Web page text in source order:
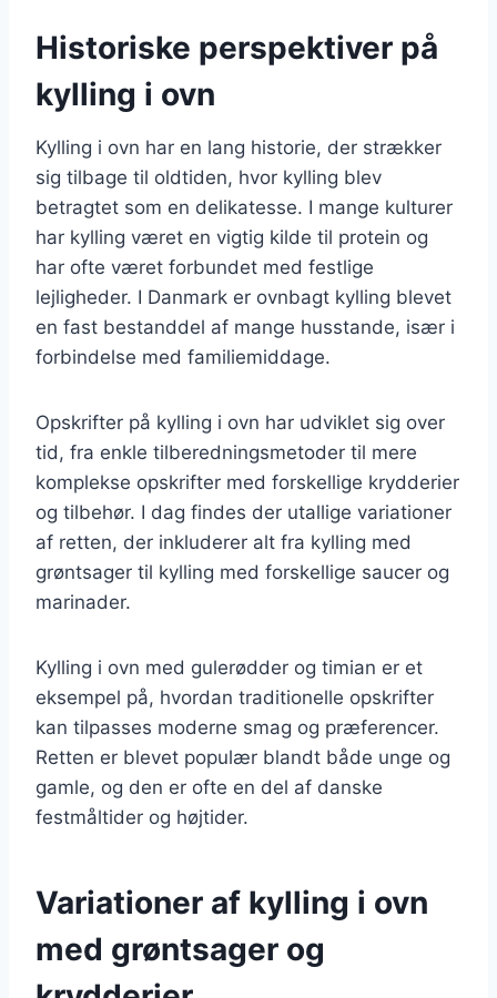
Historiske perspektiver på
kylling i ovn
Kylling i ovn har en lang historie, der strækker
sig tilbage til oldtiden, hvor kylling blev
betragtet som en delikatesse. I mange kulturer
har kylling været en vigtig kilde til protein og
har ofte været forbundet med festlige
lejligheder. I Danmark er ovnbagt kylling blevet
en fast bestanddel af mange husstande, især i
forbindelse med familiemiddage.
Opskrifter på kylling i ovn har udviklet sig over
tid, fra enkle tilberedningsmetoder til mere
komplekse opskrifter med forskellige krydderier
og tilbehør. I dag findes der utallige variationer
af retten, der inkluderer alt fra kylling med
grøntsager til kylling med forskellige saucer og
marinader.
Kylling i ovn med gulerødder og timian er et
eksempel på, hvordan traditionelle opskrifter
kan tilpasses moderne smag og præferencer.
Retten er blevet populær blandt både unge og
gamle, og den er ofte en del af danske
festmåltider og højtider.
Variationer af kylling i ovn
med grøntsager og